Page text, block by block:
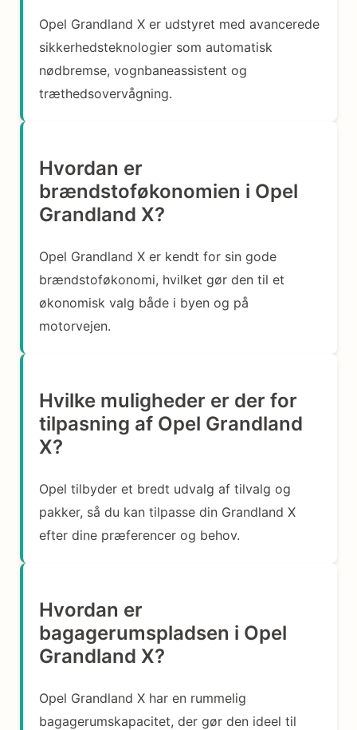
Opel Grandland X er udstyret med avancerede
sikkerhedsteknologier som automatisk
nødbremse, vognbaneassistent og
træthedsovervågning.
Hvordan er
brændstoføkonomien i Opel
Grandland X?
Opel Grandland X er kendt for sin gode
brændstoføkonomi, hvilket gør den til et
økonomisk valg både i byen og på
motorvejen.
Hvilke muligheder er der for
tilpasning af Opel Grandland
X?
Opel tilbyder et bredt udvalg af tilvalg og
pakker, så du kan tilpasse din Grandland X
efter dine præferencer og behov.
Hvordan er
bagagerumspladsen i Opel
Grandland X?
Opel Grandland X har en rummelig
bagagerumskapacitet, der gør den ideel til